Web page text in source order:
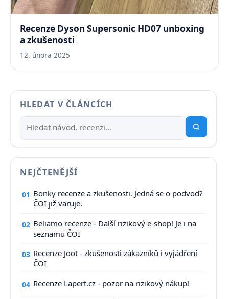
Recenze Dyson Supersonic HD07 unboxing
a zkušenosti
12. února 2025
HLEDAT V ČLÁNCÍCH
NEJČTENĚJŠÍ
01 Bonky recenze a zkušenosti. Jedná se o podvod?
ČOI již varuje.
02 Beliamo recenze - Další rizikový e-shop! Je i na
seznamu ČOI
03 Recenze Joot - zkušenosti zákazníků i vyjádření
ČOI
04 Recenze Lapert.cz - pozor na rizikový nákup!